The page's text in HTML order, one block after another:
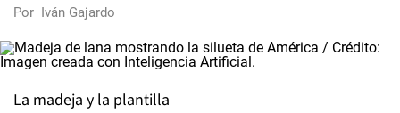
Por Iván Gajardo
La madeja y la plantilla